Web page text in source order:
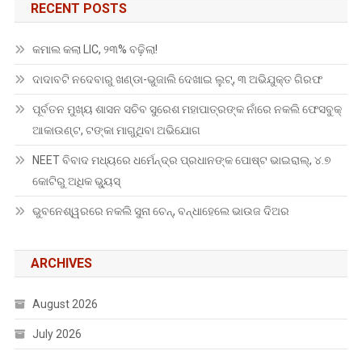
RECENT POSTS
କମାଲ କଲା LIC, ୨୩% ବଢ଼ିଲା!
ଦାଦାବଟି ନଦେବାରୁ ଖଣ୍ଡା-ଭୁଜାଲି ଦେଖାଇ ଲୁଟ୍, ୩ ଅଭିଯୁକ୍ତ ଗିରଫ
ପୂର୍ବତନ ମୁଖ୍ୟ ଶାସନ ସଚିବ ସୁରେଶ ମହାପାତ୍ରଙ୍କ ନାଁରେ ନକଲି ଫେସବୁକ୍
ଆକାଉଣ୍ଟ, ଟଙ୍କା ମାଗୁଥିବା ଅଭିଯୋଗ
NEET ବିବାଦ ମଧ୍ୟରେ ଧର୍ମେନ୍ଦ୍ର ପ୍ରଧାନଙ୍କ ପୋଷ୍ଟ ଭାଇରାଲ୍, ୪.୭
କୋଟିରୁ ଅଧିକ ଭ୍ୟୁସ୍
ଭୁବନେଶ୍ୱରରେ ନକଲି ସୁନା ଚେନ୍, ବନ୍ଧାହେଲେ ଭାଉଜ ଦିଅର
ARCHIVES
August 2026
July 2026